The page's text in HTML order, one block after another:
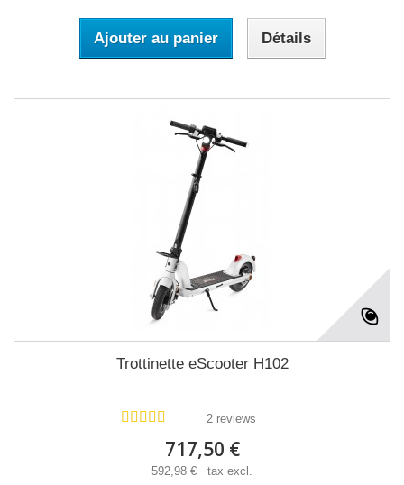
Ajouter au panier Détails
Trottinette eScooter H102
2 reviews
717,50 €
592,98 € tax excl.